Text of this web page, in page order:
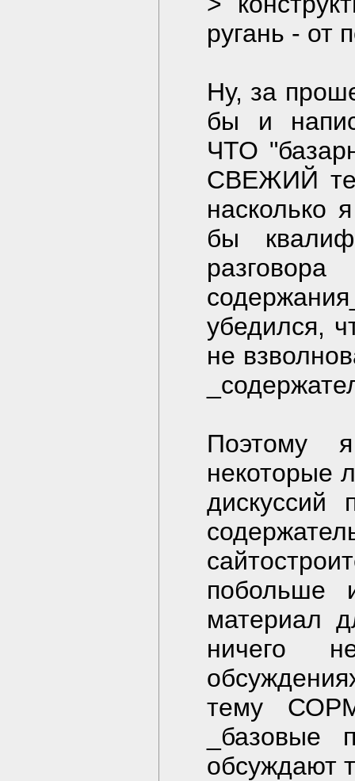
ругань - от
Ну, за
бы и
ЧТО
СВЕЖИЙ
насколько
бы
убедился,
не
Поэтому
некоторые
дискуссий
побольше
материал
ничего
тему
_базовые
обсуждают